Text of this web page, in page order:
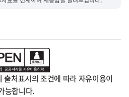
처표시의 조건에 따라 자유이용이
능합니다.